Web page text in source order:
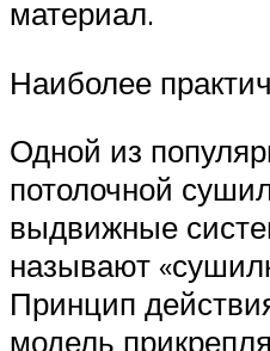
материал.
Наиболее
Одной из
потолочной
выдвижные
называют
Принцип
модель